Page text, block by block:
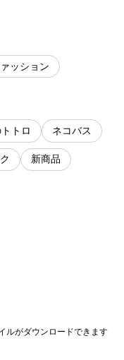
ッション
トロ ネコバス
新商品
ルがダウンロードできます